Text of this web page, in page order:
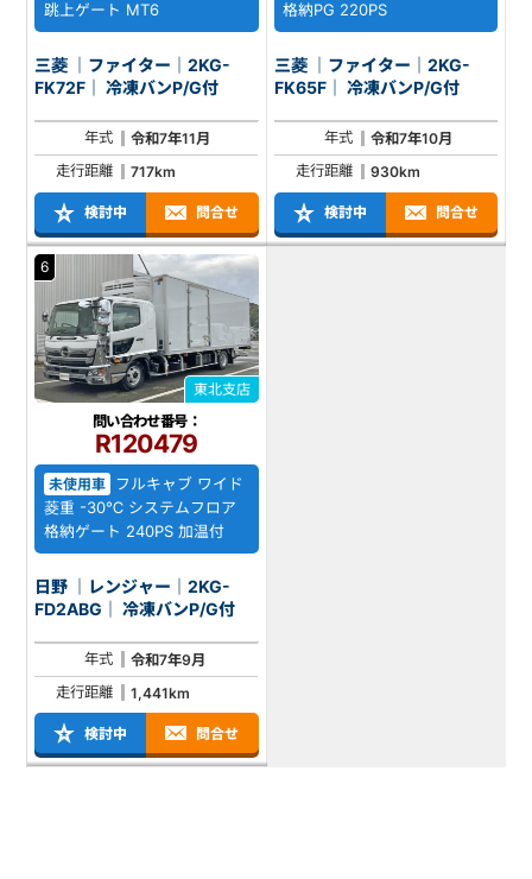
跳上ゲート MT6
三菱 ｜ファイター｜2KG-
FK72F｜ 冷凍バンP/G付
年式
令和7年11月
走行距離
717km
検討中 問合せ
格納PG 220PS
三菱 ｜ファイター｜2KG-
FK65F｜ 冷凍バンP/G付
年式
令和7年10月
走行距離
930km
検討中 問合せ
6
東北支店
問い合わせ番号：
R120479
未使用車
フルキャブ ワイド
菱重 -30℃ システムフロア
格納ゲート 240PS 加温付
日野 ｜レンジャー｜2KG-
FD2ABG｜ 冷凍バンP/G付
年式
令和7年9月
走行距離
1,441km
検討中 問合せ